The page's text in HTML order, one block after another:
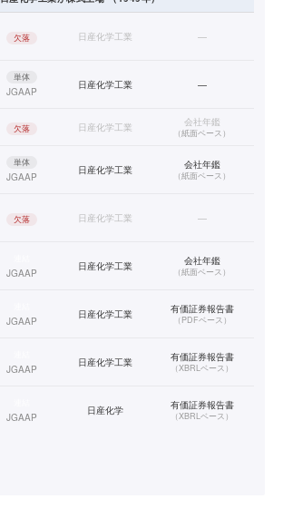
欠落 日産化学工業 —
単体
JGAAP
日産化学工業 —
欠落 日産化学工業 会社年鑑
（紙面ベース）
単体
JGAAP
日産化学工業 会社年鑑
（紙面ベース）
欠落 日産化学工業 —
JGAAP
日産化学工業 会社年鑑
（紙面ベース）
JGAAP
日産化学工業 有価証券報告書
（PDFベース）
JGAAP
日産化学工業 有価証券報告書
（XBRLベース）
JGAAP
日産化学 有価証券報告書
（XBRLベース）